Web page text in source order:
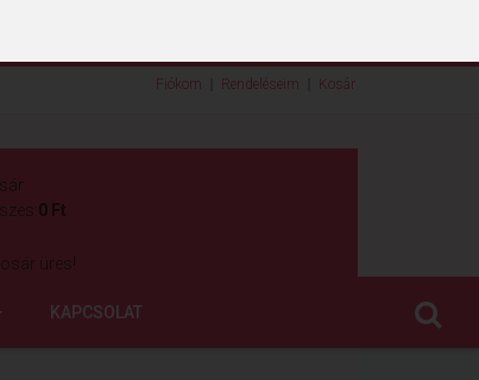
Fiókom Rendeléseim Kosár
0 Ft
üres!
KAPCSOLAT